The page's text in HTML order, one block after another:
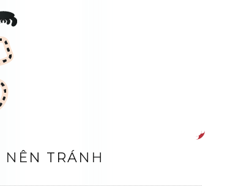
NÊN TRÁNH